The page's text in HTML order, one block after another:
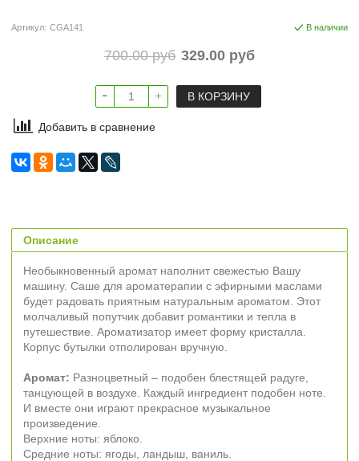
Артикул: CGA141 В наличии
700.00 руб 329.00 руб
В КОРЗИНУ
Добавить в сравнение
Описание
Необыкновенный аромат наполнит свежестью Вашу
машину. Саше для ароматерапии с эфирными маслами
будет радовать приятным натуральным ароматом. Этот
молчаливый попутчик добавит романтики и тепла в
путешествие. Ароматизатор имеет форму кристалла.
Корпус бутылки отполирован вручную.
Аромат: Разноцветный – подобен блестящей радуге,
танцующей в воздухе. Каждый ингредиент подобен ноте.
И вместе они играют прекрасное музыкальное
произведение.
Верхние ноты: яблоко.
Средние ноты: ягоды, ландыш, ваниль.